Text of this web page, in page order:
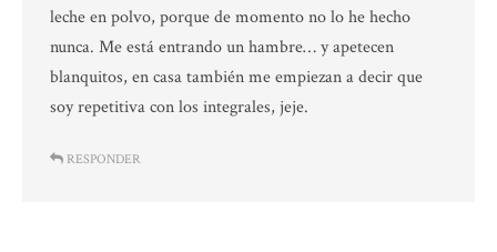
leche en polvo, porque de momento no lo he hecho
nunca. Me está entrando un hambre… y apetecen
blanquitos, en casa también me empiezan a decir que
soy repetitiva con los integrales, jeje.
RESPONDER